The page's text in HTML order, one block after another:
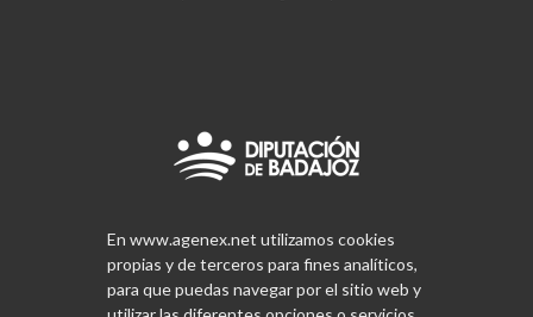
En www.agenex.net utilizamos cookies
propias y de terceros para fines analíticos,
para que puedas navegar por el sitio web y